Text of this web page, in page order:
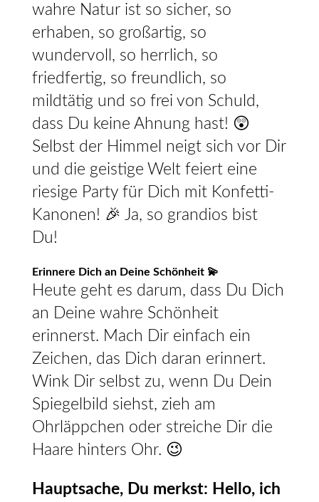
wahre Natur ist so sicher, so
erhaben, so großartig, so
wundervoll, so herrlich, so
friedfertig, so freundlich, so
mildtätig und so frei von Schuld,
dass Du keine Ahnung hast! 😲
Selbst der Himmel neigt sich vor Dir
und die geistige Welt feiert eine
riesige Party für Dich mit Konfetti-
Kanonen! 🎉 Ja, so grandios bist
Du!
Erinnere Dich an Deine Schönheit 💫
Heute geht es darum, dass Du Dich
an Deine wahre Schönheit
erinnerst. Mach Dir einfach ein
Zeichen, das Dich daran erinnert.
Wink Dir selbst zu, wenn Du Dein
Spiegelbild siehst, zieh am
Ohrläppchen oder streiche Dir die
Haare hinters Ohr. 😉
Hauptsache, Du merkst: Hello, ich